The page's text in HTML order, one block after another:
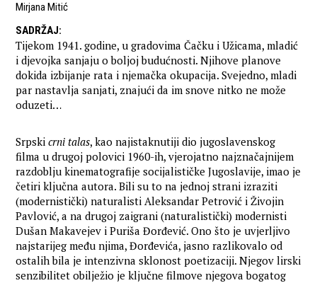
Mirjana Mitić
SADRŽAJ:
Tijekom 1941. godine, u gradovima Čačku i Užicama, mladić
i djevojka sanjaju o boljoj budućnosti. Njihove planove
dokida izbijanje rata i njemačka okupacija. Svejedno, mladi
par nastavlja sanjati, znajući da im snove nitko ne može
oduzeti…
Srpskicrni talas, kao najistaknutiji dio jugoslavenskog
filma u drugoj polovici 1960-ih, vjerojatno najznačajnijem
razdoblju kinematografije socijalističke Jugoslavije, imao je
četiri ključna autora. Bili su to na jednoj strani izraziti
(modernistički) naturalisti Aleksandar Petrović i Živojin
Pavlović, a na drugoj zaigrani (naturalistički) modernisti
Dušan Makavejev i Puriša Đorđević. Ono što je uvjerljivo
najstarijeg među njima, Đorđevića, jasno razlikovalo od
ostalih bila je intenzivna sklonost poetizaciji. Njegov lirski
senzibilitet obilježio je ključne filmove njegova bogatog